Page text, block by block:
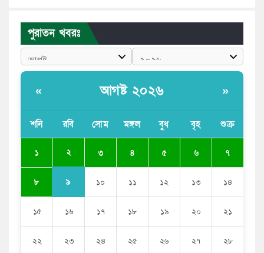
পুলিশকে পিটিয়ে রক্তাক্ত করেছি এ দৃশ্য কি আপনারা দেখেননি:
এনসিপি নেতা
সরকার
সজীব ওয়াজেদ জয়
পুরাতন খবরঃ
« আগষ্ট ২০২৬ »
শনি রবি সোম মঙ্গল বুধ বৃহ শুক্র
১ ২ ৩ ৪ ৫ ৬ ৭
৮ ৯ ১০ ১১ ১২ ১৩ ১৪
১৫ ১৬ ১৭ ১৮ ১৯ ২০ ২১
২২ ২৩ ২৪ ২৫ ২৬ ২৭ ২৮